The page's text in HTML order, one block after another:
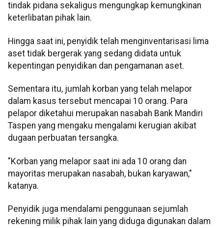
tindak pidana sekaligus mengungkap kemungkinan
keterlibatan pihak lain.
Hingga saat ini, penyidik telah menginventarisasi lima
aset tidak bergerak yang sedang didata untuk
kepentingan penyidikan dan pengamanan aset.
Sementara itu, jumlah korban yang telah melapor
dalam kasus tersebut mencapai 10 orang. Para
pelapor diketahui merupakan nasabah Bank Mandiri
Taspen yang mengaku mengalami kerugian akibat
dugaan perbuatan tersangka.
"Korban yang melapor saat ini ada 10 orang dan
mayoritas merupakan nasabah, bukan karyawan,"
katanya.
Penyidik juga mendalami penggunaan sejumlah
rekening milik pihak lain yang diduga digunakan dalam